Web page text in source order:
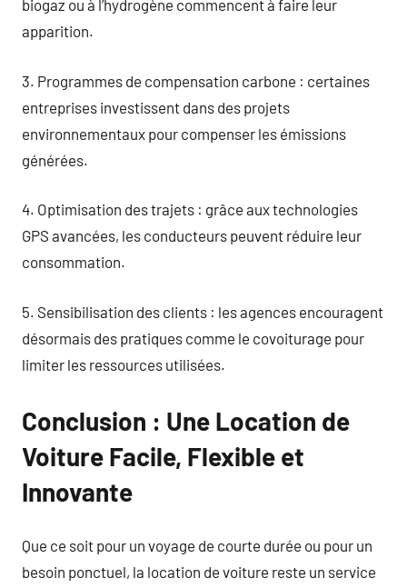
biogaz ou à l’hydrogène commencent à faire leur
apparition.
3. Programmes de compensation carbone : certaines
entreprises investissent dans des projets
environnementaux pour compenser les émissions
générées.
4. Optimisation des trajets : grâce aux technologies
GPS avancées, les conducteurs peuvent réduire leur
consommation.
5. Sensibilisation des clients : les agences encouragent
désormais des pratiques comme le covoiturage pour
limiter les ressources utilisées.
Conclusion : Une Location de
Voiture Facile, Flexible et
Innovante
Que ce soit pour un voyage de courte durée ou pour un
besoin ponctuel, la location de voiture reste un service